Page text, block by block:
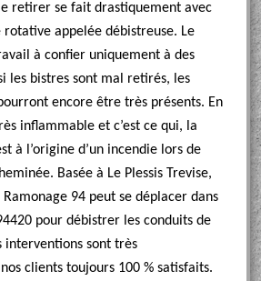
retirer se fait drastiquement avec
appelée débistreuse. Le
à confier uniquement à des
les bistres sont mal retirés, les
encore être très présents. En
inflammable et c’est ce qui, la
à l’origine d’un incendie lors de
Basée à Le Plessis Trevise,
94 peut se déplacer dans
pour débistrer les conduits de
interventions sont très
clients toujours 100 % satisfaits.